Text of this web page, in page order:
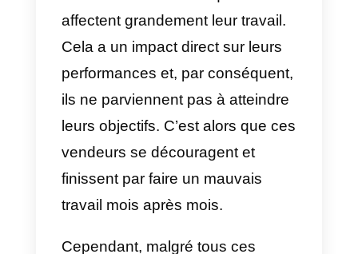
L’environnement devente B2B
n’est pas toujours favorable aux
vendeurs. La vérité est que les
objectifs et la pression auxquels
ils sont confrontés au quotidien
affectent grandement leur travail.